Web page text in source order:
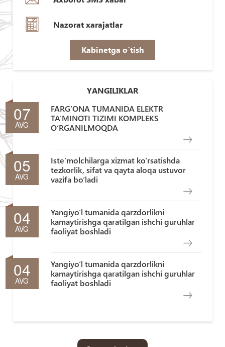
Nazorat xarajatlar
Kabinetga o`tish
YANGILIKLAR
07
AVG
FARG‘ONA TUMANIDA ELEKTR
TA’MINOTI TIZIMI KOMPLEKS
O‘RGANILMOQDA
05
AVG
Iste’molchilarga xizmat ko‘rsatishda
tezkorlik, sifat va qayta aloqa ustuvor
vazifa bo‘ladi
04
AVG
Yangiyo‘l tumanida qarzdorlikni
kamaytirishga qaratilgan ishchi guruhlar
faoliyat boshladi
04
AVG
Yangiyo‘l tumanida qarzdorlikni
kamaytirishga qaratilgan ishchi guruhlar
faoliyat boshladi